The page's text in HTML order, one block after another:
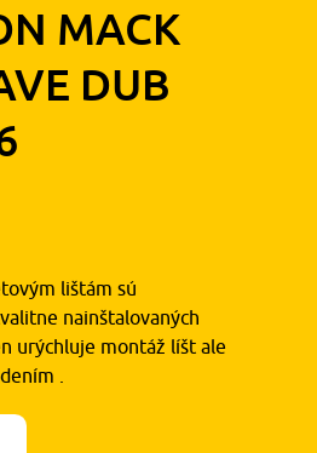
MACK
DUB
lištám sú
nainštalovaných
urýchluje montáž líšt ale
.